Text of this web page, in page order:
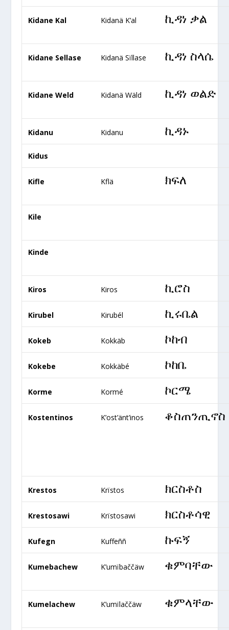
Kidane Kal Kidanä K’al ኪዳነ ቃል
Kidane Sellase Kidanä Sïllase ኪዳነ ስላሴ
Kidane Weld Kidanä Wäld ኪዳነ ወልድ
Kidanu Kidanu ኪዳኑ
Kidus
Kifle Kflä ክፍለ
Kile
Kinde
Kiros Kiros ኪሮስ
Kirubel Kirubél ኪሩቤል
Kokeb Kokkäb ኮከብ
Kokebe Kokkäbé ኮከቤ
Korme Kormé ኮርሜ
Kostentinos K’ost’änt’inos ቆስጠንጢኖስ
Krestos Krïstos ክርስቶስ
Krestosawi Krïstosawi ክርስቶሳዊ
Kufegn Kuffeññ ኩፍኝ
Kumebachew K’umïbaččäw ቁምባቸው
Kumelachew K’umïlaččäw ቁምላቸው